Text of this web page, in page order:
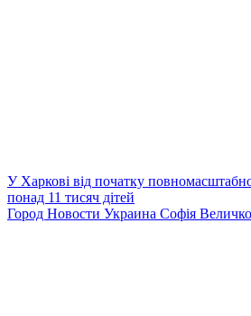
У Харкові від початку
понад 11 тисяч дітей
Город Новости Украина Софія Величко